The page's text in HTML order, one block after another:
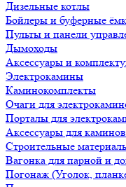
Дизельные котлы
Бойлеры и буферные
Пульты и панели
Дымоходы
Аксессуары и
Электрокамины
Каминокомплекты
Очаги для
Порталы для
Аксессуары для каминов
Строительные
Вагонка для парной и
Погонаж (Уголок,